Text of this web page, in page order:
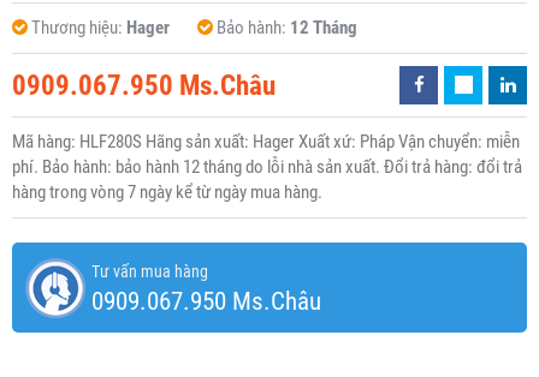
Thương hiệu: Hager Bảo hành: 12 Tháng
0909.067.950 Ms.Châu
Mã hàng: HLF280S Hãng sản xuất: Hager Xuất xứ: Pháp Vận chuyển: miễn
phí. Bảo hành: bảo hành 12 tháng do lỗi nhà sản xuất. Đổi trả hàng: đổi trả
hàng trong vòng 7 ngày kể từ ngày mua hàng.
Tư vấn mua hàng
0909.067.950 Ms.Châu